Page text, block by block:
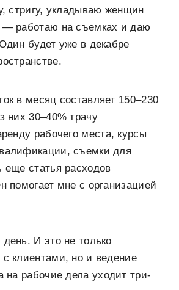
стригу, укладываю женщин
работаю на съемках и даю
будет уже в декабре
в месяц составляет 150–230
них 30–40% трачу
рабочего места, курсы
съемки для
еще статья расходов
помогает мне с организацией
И это не только
клиентами, но и ведение
на рабочие дела уходит три-